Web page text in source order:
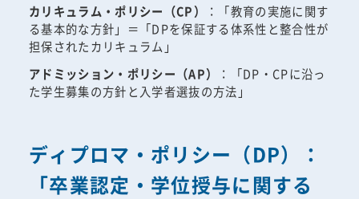
カリキュラム・ポリシー（CP）
：「教育の実施に関す
る基本的な方針」＝「DPを保証する体系性と整合性が
担保されたカリキュラム」
アドミッション・ポリシー（AP）
：「DP・CPに沿っ
た学生募集の方針と入学者選抜の方法」
ディプロマ・ポリシー（DP）：
「卒業認定・学位授与に関する